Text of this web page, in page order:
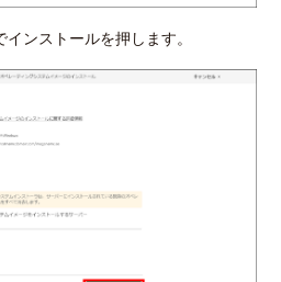
ンストールを押します。